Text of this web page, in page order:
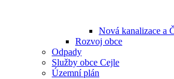
Nová kanalizace a
Rozvoj obce
Odpady
Služby obce Cejle
Územní plán